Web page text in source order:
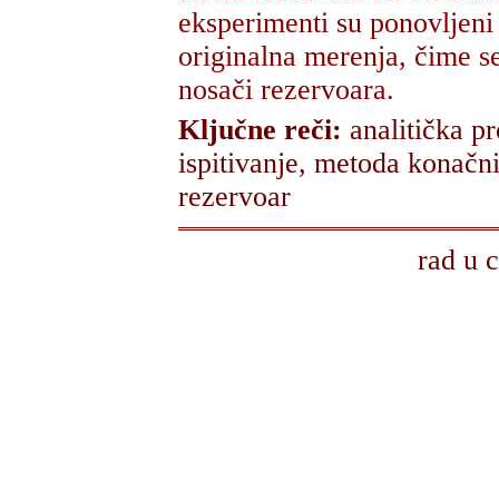
eksperimenti su
originalna merenja, čime
nosači rezervoara.
Ključne reči: analitička
ispitivanje, metoda
rezervoar
rad u